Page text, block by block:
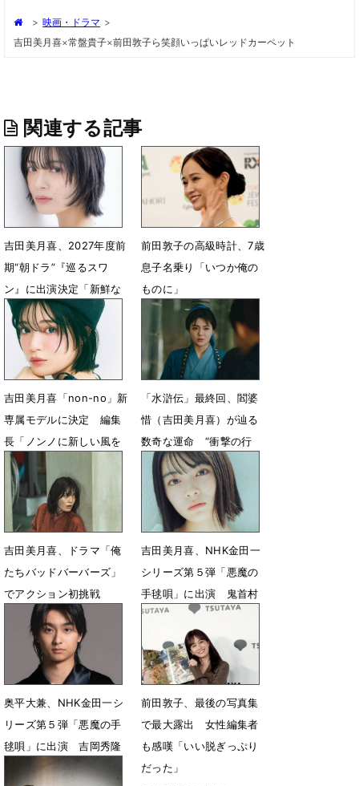
> 映画・ドラマ >
吉田美月喜×常盤貴子×前田敦子ら笑顔いっぱいレッドカーペット
関連する記事
吉田美月喜、2027年度前
期“朝ドラ”『巡るスワ
ン』に出演決定「新鮮な
空気を吹き込む存在にな
れたら」
7月21日 12時39分
前田敦子の高級時計、7歳
息子名乗り「いつか俺の
ものに」
7月6日 07時12分
吉田美月喜「non-no」新
専属モデルに決定 編集
長「ノンノに新しい風を
吹き込んでくれると確
信」
5月12日 15時30分
「水滸伝」最終回、閻婆
惜（吉田美月喜）が辿る
数奇な運命 “衝撃の行
動”が引き起こす悲劇
3月29日 14時00分
吉田美月喜、ドラマ「俺
たちバッドバーバーズ」
でアクション初挑戦
3月20日 14時00分
吉田美月喜、NHK金田一
シリーズ第５弾「悪魔の
手毬唄」に出演 鬼首村
出身の人気歌手役
3月6日 18時00分
奥平大兼、NHK金田一シ
リーズ第５弾「悪魔の手
毬唄」に出演 吉岡秀隆
が滞在する「亀の湯」長
前田敦子、最後の写真集
で最大露出 女性編集者
も感嘆「いい脱ぎっぷり
だった」